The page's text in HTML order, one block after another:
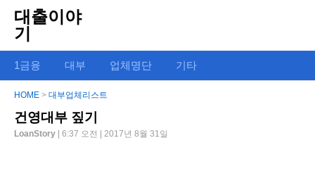
대출이야
기
1금융 대부 업체명단 기타
HOME > 대부업체리스트
건영대부 짚기
LoanStory | 6:37 오전 | 2017년 8월 31일